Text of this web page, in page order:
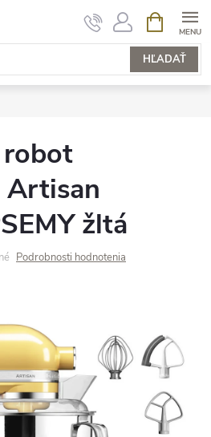
HĽADAŤ
KOŠÍK
robot
Artisan
žltá
Podrobnosti hodnotenia